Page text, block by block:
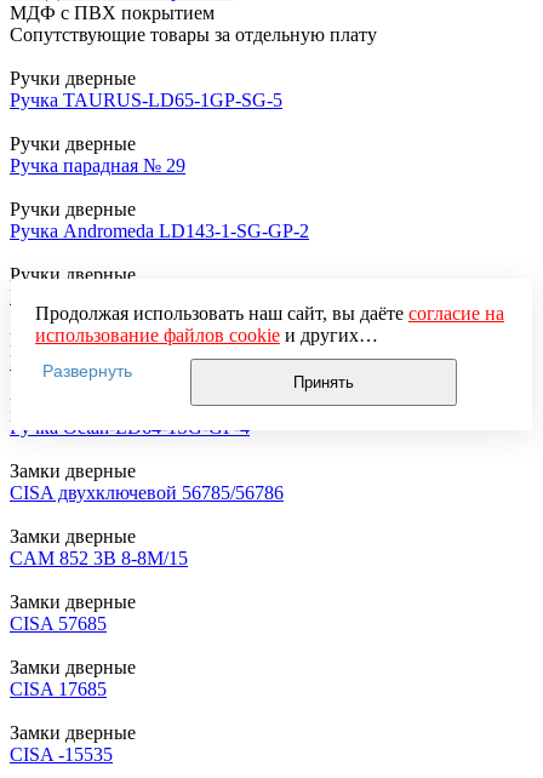
МДФ с ПВХ покрытием
Сопутствующие товары за отдельную плату
Ручки дверные
Ручка TAURUS-LD65-1GP-SG-5
Ручки дверные
Ручка парадная № 29
Ручки дверные
Ручка Andromeda LD143-1-SG-GP-2
Ручки дверные
Ручка VIRGO-LD57-1SG-CP-1
Ручки дверные
Ручка Pava-LD-42-1CP-8
Ручки дверные
Ручка Octan-LD64-1SG-GP-4
Замки дверные
CISA двухключевой 56785/56786
Замки дверные
CAM 852 3В 8-8М/15
Замки дверные
CISA 57685
Замки дверные
CISA 17685
Замки дверные
CISA -15535
Продолжая использовать наш сайт, вы даёте согласие на
использование файлов cookieи других
пользовательских данных (включая IP-адрес, сведения о
местоположении, устройстве, действиях на сайте и т. п.)
для функционирования сайта, проведения
Яндекс.Метрика), в соответствии с нашей
обработки персональных данных.
Если вы не хотите, чтобы ваши данные обрабатывались,
настройте ограничения в браузере или покиньте сайт.
Развернуть
Принять